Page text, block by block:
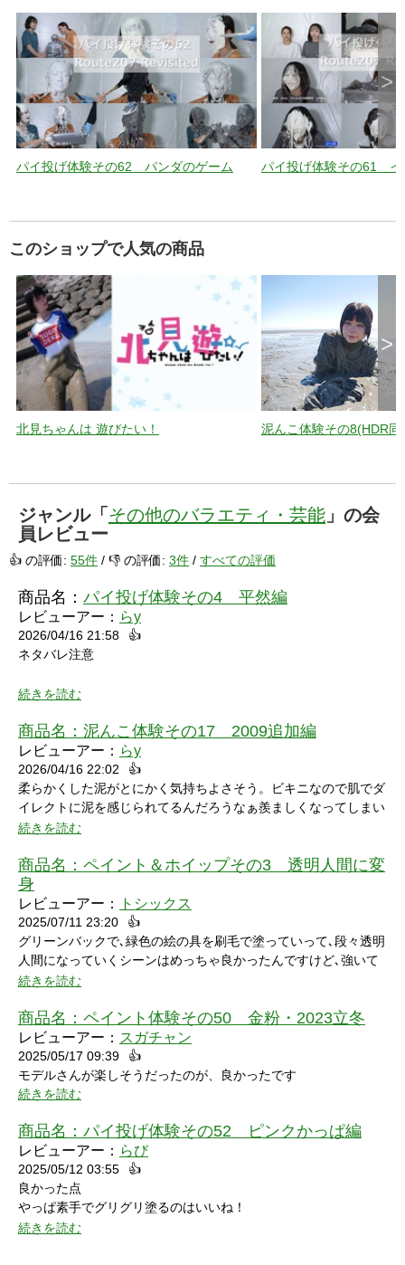
パイ投げ体験その62 パンダのゲーム パイ投げ体験その61 イ
>
このショップで人気の商品
北見ちゃんは 遊びたい！ 泥んこ体験その8(HDR同
>
ジャンル「 その他のバラエティ・芸能 」の会
員レビュー
👍 の評価: 55件 / 👎 の評価: 3件 / すべての評価
商品名： パイ投げ体験その4 平然編
レビューアー： らy
2026/04/16 21:58
👍
ネタバレ注意
シャワーシーンで「お腹にぶつけられたら声出ちゃうだろうな」
と思っていたところにパイをちょうどぶつけられ「予想が当たっ
たw」と笑ってしまいました。リアクションもクールな見た目に
い悔しさを滲ませながら罰ゲームを受けている姿にドキドキして
しまいました。
続きを読む
商品名： 泥んこ体験その17 2009追加編
レビューアー： らy
2026/04/16 22:02
👍
柔らかくした泥がとにかく気持ちよさそう。ビキニなので肌でダ
イレクトに泥を感じられてるんだろうなぁ羨ましくなってしまい
ました。
続きを読む
商品名： ペイント＆ホイップその3 透明人間に変
身
レビューアー： トシックス
2025/07/11 23:20
👍
グリーンバックで､緑色の絵の具を刷毛で塗っていって､段々透明
人間になっていくシーンはめっちゃ良かったんですけど､強いて
言うなら､上半身だけで無くて､全身も透明になる所も見てみたい
続きを読む
商品名： ペイント体験その50 金粉・2023立冬
レビューアー： スガチャン
2025/05/17 09:39
👍
モデルさんが楽しそうだったのが、良かったです
続きを読む
商品名： パイ投げ体験その52 ピンクかっぱ編
レビューアー： らび
2025/05/12 03:55
👍
良かった点
やっぱ素手でグリグリ塗るのはいいね！
特に21分の途中からとてもいい感じ！
続きを読む